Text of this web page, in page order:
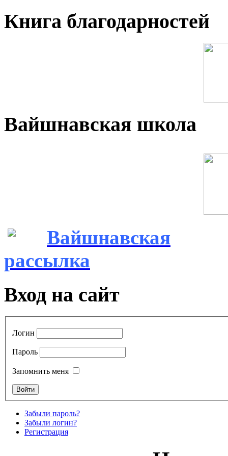
Книга благодарностей
Вайшнавская школа
Вайшнавская
рассылка
Вход на сайт
Логин
Пароль
Запомнить меня
Забыли пароль?
Забыли логин?
Регистрация